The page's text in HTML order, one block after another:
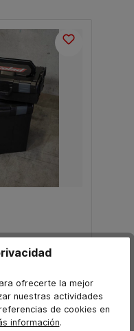
ofrecerte la mejor
nuestras actividades
de cookies en
información.